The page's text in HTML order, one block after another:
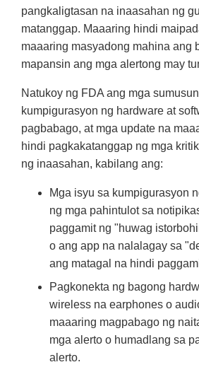
pangkaligtasan na inaasahan ng
matanggap. Maaaring hindi
maaaring masyadong mahina ang
mapansin ang mga alertong may
Natukoy ng FDA ang mga
kumpigurasyon ng hardware at
pagbabago, at mga update na
hindi pagkakatanggap ng mga
ng inaasahan, kabilang ang:
Mga isyu sa kumpigurasyon
ng mga pahintulot sa
paggamit ng "huwag
o ang app na nalalagay sa
ang matagal na hindi
Pagkonekta ng bagong
wireless na earphones o
maaaring magpabago ng
mga alerto o humadlang sa
alerto.